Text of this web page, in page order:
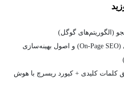
(الگوریتم‌های گوگل)
اصول بهینه‌سازی سئو داخلی (On-Page SEO) و اصول بهینه‌سازی
کلمات کلیدی + کیورد ریسرچ با هوش